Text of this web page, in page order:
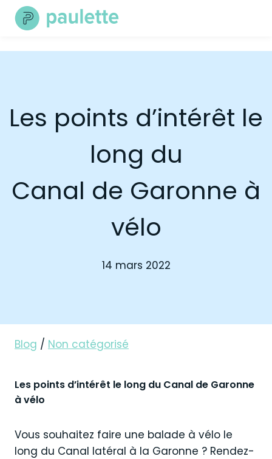
Skip
Les points d’intérêt le
long du
Canal de Garonne à
vélo
14 mars 2022
Blog / Non catégorisé
Les points d’intérêt le long du Canal de Garonne
à vélo
Vous souhaitez faire une balade à vélo le
long du Canal latéral à la Garonne ? Rendez-